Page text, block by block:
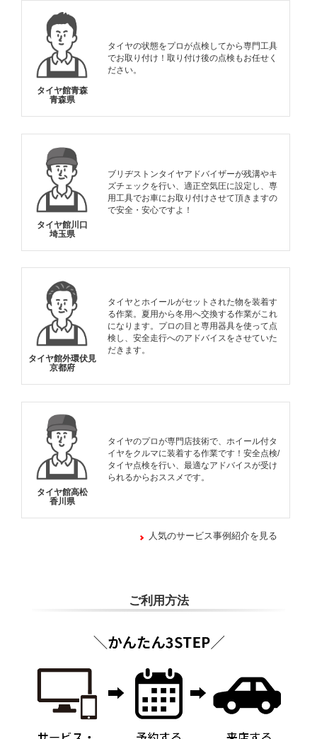
タイヤ館青森
青森県
タイヤの状態をプロが点検してから専門工具
でお取り付け！取り付け後の点検もお任せく
ださい。
タイヤ館川口
埼玉県
ブリヂストンタイヤアドバイザーが残溝やキ
ズチェックを行い、適正空気圧に設定し、専
用工具でお車にお取り付けさせて頂きますの
で安全・安心ですよ！
タイヤ館外環伏見
京都府
タイヤとホイールがセットされた物を装着す
る作業。夏用から冬用へ交換する作業がこれ
になります。プロの目と専用器具を使って点
検し、安全走行へのアドバイスをさせていた
だきます。
タイヤ館高松
香川県
タイヤのプロが専門店技術で、ホイール付タ
イヤをクルマに装着する作業です！安全点検/
タイヤ点検を行い、最適なアドバイスが受け
られるからおススメです。
人気のサービス事例紹介を見る
ご利用方法